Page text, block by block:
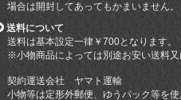
場合は開封してあってもかまいません。
送料について
送料は基本設定一律￥700となります。
※小物商品によっては別途お安い送料又
契約運送会社 ヤマト運輸
小物等は定形外郵便、ゆうパック等を使